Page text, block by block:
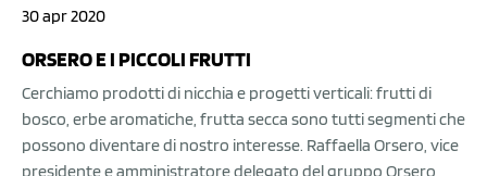
30 apr 2020
ORSERO E I PICCOLI FRUTTI
Cerchiamo prodotti di nicchia e progetti verticali: frutti di
bosco, erbe aromatiche, frutta secca sono tutti segmenti che
possono diventare di nostro interesse. Raffaella Orsero, vice
presidente e amministratore delegato del gruppo Orsero